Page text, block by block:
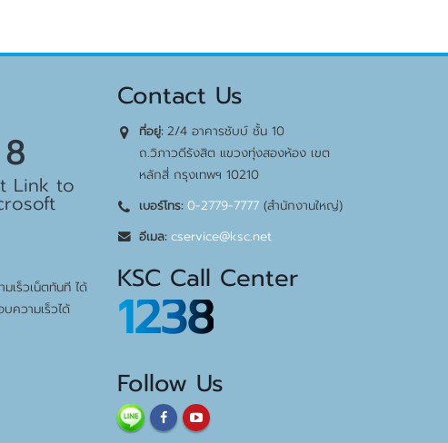
Link to
เร็วเน็ตทันที ได้
ความเร็วได้
Contact Us
ที่อยู่:2/4 อาคารชับบ์ ชั้น 10
ถ.วิภาวดีรังสิต แขวงทุ่งสองห้อง เขต
หลักสี่ กรุงเทพฯ 10210
เบอร์โทร: 0-2779-7777(สำนักงานใหญ่)
อีเมล: cservice@ksc.net
KSC Call Center
1238
Follow Us